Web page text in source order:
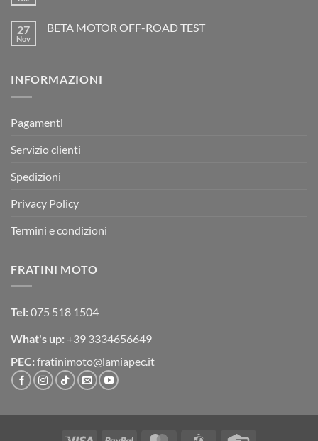
è
arrivata
Motocross
èBeta
27
Nov
BETA MOTOR OFF-ROAD TEST
MOTOR
INFORMAZIONI
Pagamenti
Servizio clienti
Spedizioni
Privacy Policy
Termini e condizioni
FRATINI MOTO
Tel: 075 518 1504
What's up: +39 3334656649
PEC: fratinimoto@lamiapec.it